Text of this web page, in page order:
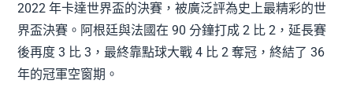
2022 年卡達世界盃的決賽，被廣泛評為史上最精彩的世
界盃決賽。阿根廷與法國在 90 分鐘打成 2 比 2，延長賽
後再度 3 比 3，最終靠點球大戰 4 比 2 奪冠，終結了 36
年的冠軍空窗期。